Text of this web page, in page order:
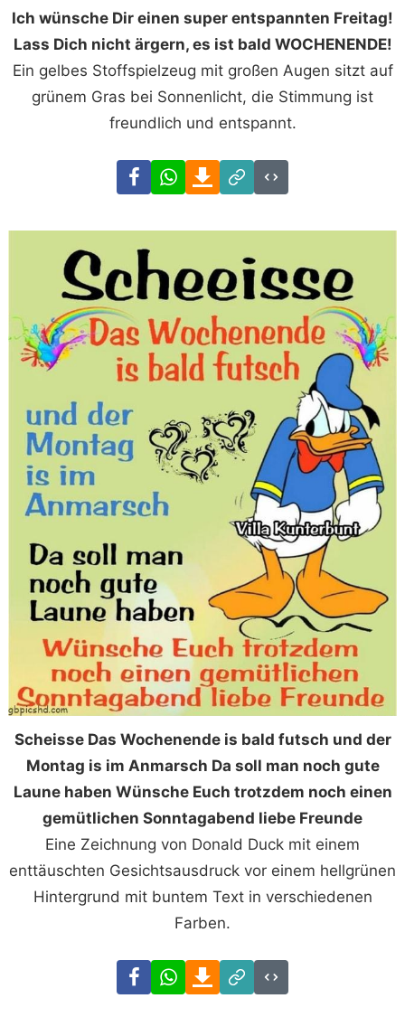
Ich wünsche Dir einen super entspannten Freitag!
Lass Dich nicht ärgern, es ist bald WOCHENENDE!
Ein gelbes Stoffspielzeug mit großen Augen sitzt auf
grünem Gras bei Sonnenlicht, die Stimmung ist
freundlich und entspannt.
FacebookWhatsAppDownload
Link
Code
Scheisse Das Wochenende is bald futsch und der
Montag is im Anmarsch Da soll man noch gute
Laune haben Wünsche Euch trotzdem noch einen
gemütlichen Sonntagabend liebe Freunde
Eine Zeichnung von Donald Duck mit einem
enttäuschten Gesichtsausdruck vor einem hellgrünen
Hintergrund mit buntem Text in verschiedenen
Farben.
FacebookWhatsAppDownload
Link
Code